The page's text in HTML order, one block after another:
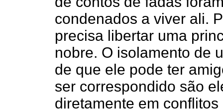
condenados a viver ali.
precisa libertar uma
nobre. O isolamento de
de que ele pode ter
ser correspondido são
diretamente em